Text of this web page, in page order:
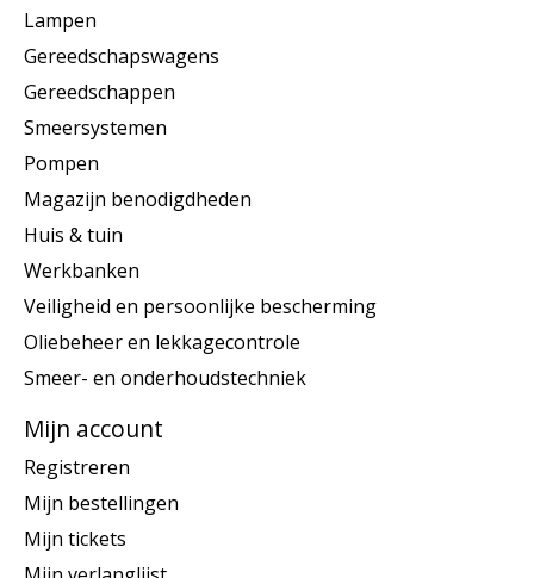
Lampen
Gereedschapswagens
Gereedschappen
Smeersystemen
Pompen
Magazijn benodigdheden
Huis & tuin
Werkbanken
Veiligheid en persoonlijke bescherming
Oliebeheer en lekkagecontrole
Smeer- en onderhoudstechniek
Mijn account
Registreren
Mijn bestellingen
Mijn tickets